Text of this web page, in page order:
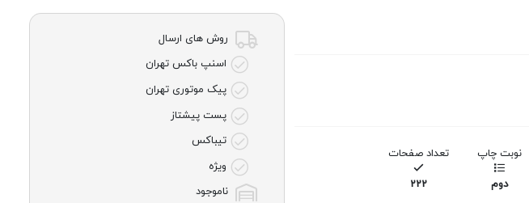
نوبت چاپ
دوم
تعداد صفحات
222
روش های ارسال
اسنپ باکس تهران
پیک موتوری تهران
پست پیشتاز
تیباکس
ویژه
ناموجود